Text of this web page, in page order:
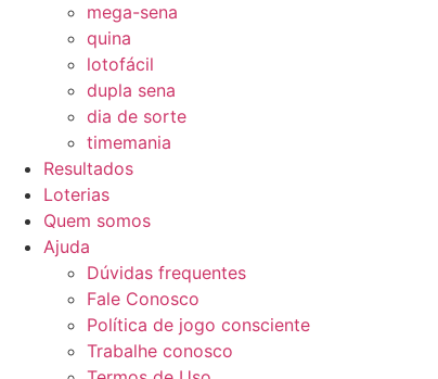
mega-sena
quina
lotofácil
dupla sena
dia de sorte
timemania
Resultados
Loterias
Quem somos
Ajuda
Dúvidas frequentes
Fale Conosco
Política de jogo consciente
Trabalhe conosco